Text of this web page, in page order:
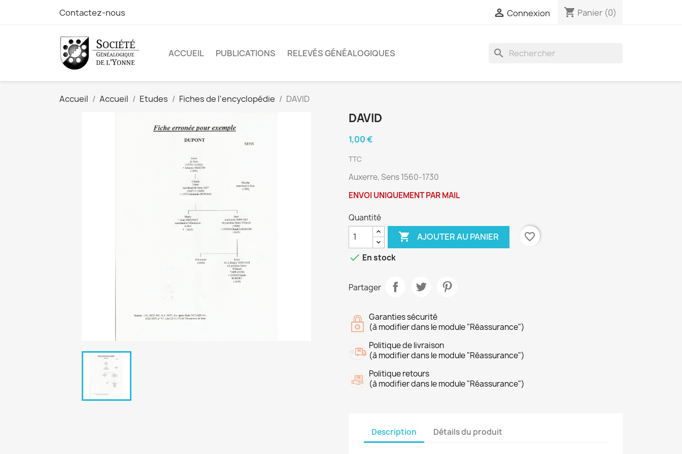
Contactez-nous  Connexion shopping_cart Panier (0)
ACCUEIL PUBLICATIONS RELEVÉS GÉNÉALOGIQUES search
Accueil Accueil Etudes Fiches de l'encyclopédie DAVID
DAVID
1,00 €
TTC
Auxerre, Sens 1560-1730
ENVOI UNIQUEMENT PAR MAIL
Quantité
 AJOUTER AU PANIER
favorite_border
 En stock
Partager
Garanties sécurité
(à modifier dans le module "Réassurance")
Politique de livraison
(à modifier dans le module "Réassurance")
Politique retours
(à modifier dans le module "Réassurance")
Description Détails du produit